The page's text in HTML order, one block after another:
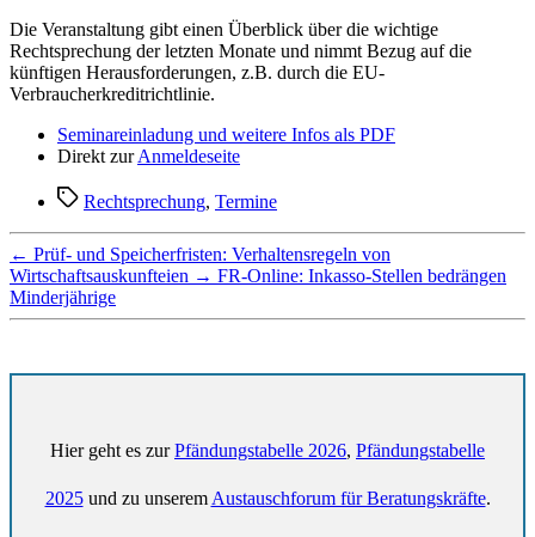
Die Veranstaltung gibt einen Überblick über die wichtige
Rechtsprechung der letzten Monate und nimmt Bezug auf die
künftigen Herausforderungen, z.B. durch die EU-
Verbraucherkreditrichtlinie.
Seminareinladung und weitere Infos als PDF
Direkt zurAnmeldeseite
Schlagwörter
Rechtsprechung, Termine
← Prüf- und Speicherfristen: Verhaltensregeln von
Wirtschaftsauskunfteien → FR-Online: Inkasso-Stellen bedrängen
Minderjährige
Hier geht es zurPfändungstabelle 2026, Pfändungstabelle
2025und zu unserem Austauschforum für Beratungskräfte.